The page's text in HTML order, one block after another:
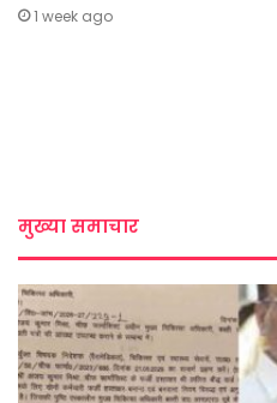
1 week ago
मुख्या समाचार